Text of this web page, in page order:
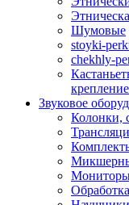
Шумовые
stoyki-
chekhly-
Звуковое
Колонки,
Мониторы